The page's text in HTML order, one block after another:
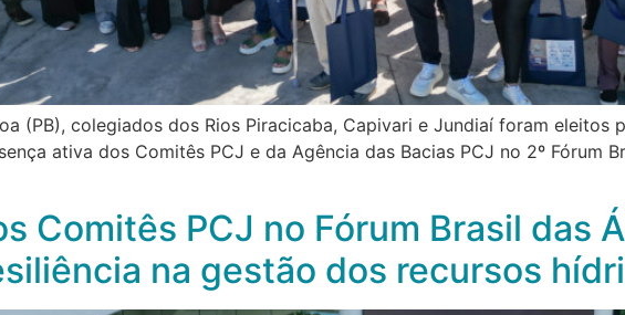
(PB), colegiados dos Rios Piracicaba, Capivari e Jundiaí foram eleitos
ativa dos Comitês PCJ e da Agência das Bacias PCJ no 2º Fórum
Comitês PCJ no Fórum Brasil das
na gestão dos recursos